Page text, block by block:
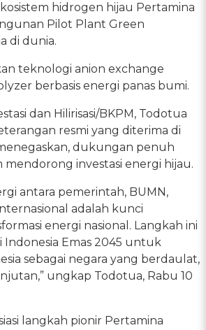
hidrogen hijau Pertamina
Pilot Plant Green
di dunia.
teknologi anion exchange
berbasis energi panas bumi.
dan Hilirisasi/BKPM, Todotua
resmi yang diterima di
dukungan penuh
investasi energi hijau.
antara pemerintah, BUMN,
adalah kunci
energi nasional. Langkah ini
Indonesia Emas 2045 untuk
sebagai negara yang berdaulat,
ungkap Todotua, Rabu 10
langkah pionir Pertamina